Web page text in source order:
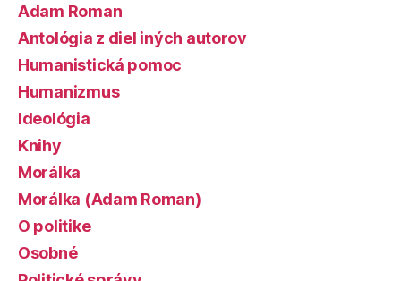
Adam Roman
Antológia z diel iných autorov
Humanistická pomoc
Humanizmus
Ideológia
Knihy
Morálka
Morálka (Adam Roman)
O politike
Osobné